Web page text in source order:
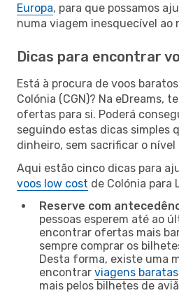
Europa, para que possamos
numa viagem inesquecível ao
Dicas para encontrar
Está à procura de voos
Colónia (CGN)? Na eDreams,
ofertas para si. Poderá
seguindo estas dicas simples
dinheiro, sem sacrificar o
Aqui estão cinco dicas para
voos low cost de Colónia para
Reserve com
pessoas esperem até ao
encontrar ofertas mais
sempre comprar os
Desta forma, existe uma
encontrar viagens baratas
mais pelos bilhetes de